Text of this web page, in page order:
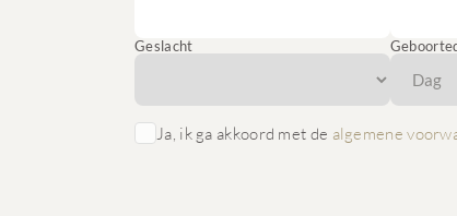
Geslacht
Ja, ik ga akkoord met de algemene